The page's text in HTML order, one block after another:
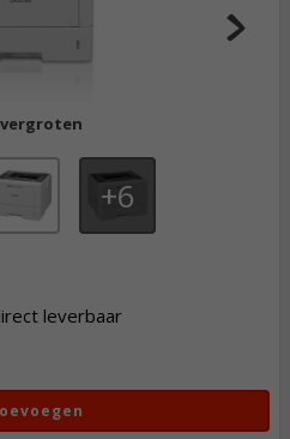
vergroten
6
leverbaar